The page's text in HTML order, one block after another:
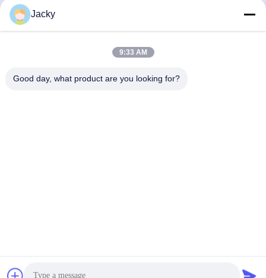
การใช้งานที่ติดต่อกับ
อาหาร รับราคาที่ดีที่สุด
Jacky
9:33 AM
Good day, what product are you looking for?